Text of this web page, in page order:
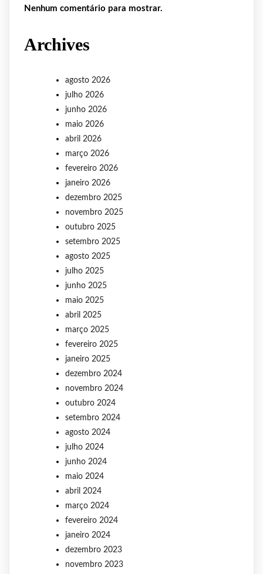
Nenhum comentário para mostrar.
Archives
agosto 2026
julho 2026
junho 2026
maio 2026
abril 2026
março 2026
fevereiro 2026
janeiro 2026
dezembro 2025
novembro 2025
outubro 2025
setembro 2025
agosto 2025
julho 2025
junho 2025
maio 2025
abril 2025
março 2025
fevereiro 2025
janeiro 2025
dezembro 2024
novembro 2024
outubro 2024
setembro 2024
agosto 2024
julho 2024
junho 2024
maio 2024
abril 2024
março 2024
fevereiro 2024
janeiro 2024
dezembro 2023
novembro 2023